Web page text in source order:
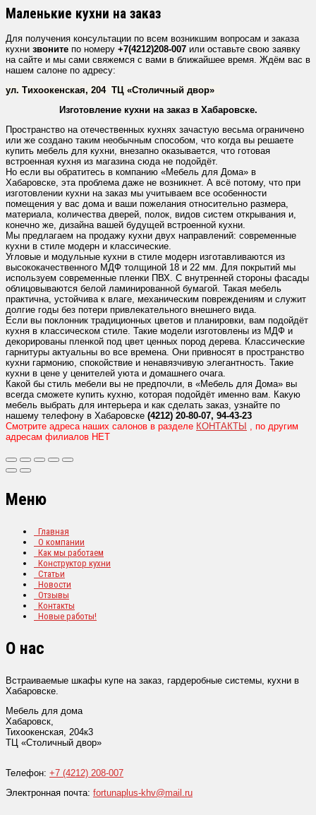
Маленькие кухни на заказ
Для получения консультации по всем возникшим вопросам и заказа
кухни звоните по номеру +7(4212)208-007 или оставьте свою заявку
на сайте и мы сами свяжемся с вами в ближайшее время. Ждём вас в
нашем салоне по адресу:
ул. Тихоокенская, 204 ТЦ «Столичный двор»
Изготовление кухни на заказ в Хабаровске.
Пространство на отечественных кухнях зачастую весьма ограничено
или же создано таким необычным способом, что когда вы решаете
купить мебель для кухни, внезапно оказывается, что готовая
встроенная кухня из магазина сюда не подойдёт.
Но если вы обратитесь в компанию «Мебель для Дома» в
Хабаровске, эта проблема даже не возникнет. А всё потому, что при
изготовлении кухни на заказ мы учитываем все особенности
помещения у вас дома и ваши пожелания относительно размера,
материала, количества дверей, полок, видов систем открывания и,
конечно же, дизайна вашей будущей встроенной кухни.
Мы предлагаем на продажу кухни двух направлений: современные
кухни в стиле модерн и классические.
Угловые и модульные кухни в стиле модерн изготавливаются из
высококачественного МДФ толщиной 18 и 22 мм. Для покрытий мы
используем современные пленки ПВХ. С внутренней стороны фасады
облицовываются белой ламинированной бумагой. Такая мебель
практична, устойчива к влаге, механическим повреждениям и служит
долгие годы без потери привлекательного внешнего вида.
Если вы поклонник традиционных цветов и планировки, вам подойдёт
кухня в классическом стиле. Такие модели изготовлены из МДФ и
декорированы пленкой под цвет ценных пород дерева. Классические
гарнитуры актуальны во все времена. Они привносят в пространство
кухни гармонию, спокойствие и ненавязчивую элегантность. Такие
кухни в цене у ценителей уюта и домашнего очага.
Какой бы стиль мебели вы не предпочли, в «Мебель для Дома» вы
всегда сможете купить кухню, которая подойдёт именно вам. Какую
мебель выбрать для интерьера и как сделать заказ, узнайте по
нашему телефону в Хабаровске (4212) 20-80-07, 94-43-23
Смотрите адреса наших салонов в разделе КОНТАКТЫ
, по другим
адресам филиалов НЕТ
Меню
Главная
О компании
Как мы работаем
Конструктор кухни
Статьи
Новости
Отзывы
Контакты
Новые работы!
О нас
Встраиваемые шкафы купе на заказ, гардеробные системы, кухни в
Хабаровске.
Мебель для дома
Хабаровск
Тихоокенская, 204к3
ТЦ «Столичный двор»
Телефон: +7 (4212) 208-007
Электронная почта: fortunaplus-khv@mail.ru